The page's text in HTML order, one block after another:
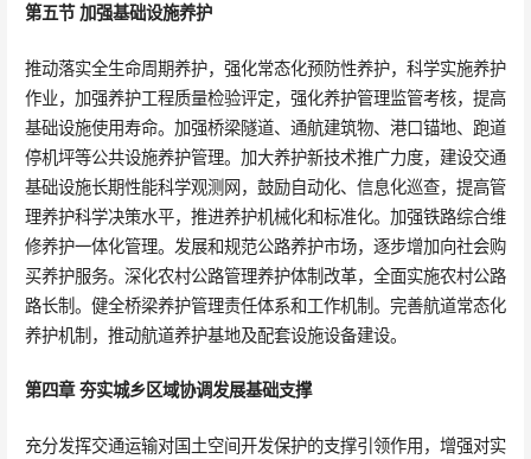
第五节 加强基础设施养护
推动落实全生命周期养护，强化常态化预防性养护，科学实施养护
作业，加强养护工程质量检验评定，强化养护管理监管考核，提高
基础设施使用寿命。加强桥梁隧道、通航建筑物、港口锚地、跑道
停机坪等公共设施养护管理。加大养护新技术推广力度，建设交通
基础设施长期性能科学观测网，鼓励自动化、信息化巡查，提高管
理养护科学决策水平，推进养护机械化和标准化。加强铁路综合维
修养护一体化管理。发展和规范公路养护市场，逐步增加向社会购
买养护服务。深化农村公路管理养护体制改革，全面实施农村公路
路长制。健全桥梁养护管理责任体系和工作机制。完善航道常态化
养护机制，推动航道养护基地及配套设施设备建设。
第四章 夯实城乡区域协调发展基础支撑
充分发挥交通运输对国土空间开发保护的支撑引领作用，增强对实